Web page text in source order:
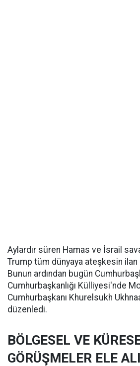
Aylardır süren Hamas ve İsrail
Trump tüm dünyaya ateşkesin
Bunun ardından bugün
Cumhurbaşkanlığı Külliyesi'nde
Cumhurbaşkanı Khurelsukh
düzenledi.
BÖLGESEL VE
GÖRÜŞMELER ELE